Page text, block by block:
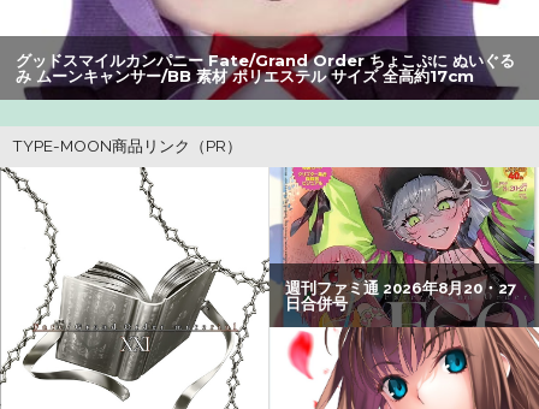
いいべｗｗｗｗ ：26/08/04のニュース
【画像】咲-saki-作者、ようやく『奇乳』に気付くｗｗｗｗ
なる：26/08/03のニュース
【画像】井口裕香(36)、タンクトップがはち切れそうなくら
いデカイｗｗｗｗｗｗｗｗｗｗｗ
【悲報】Z世代の身長低下の理由、ついに判明かｗｗｗｗ：
26/08/02のニュース
【悲報】男が嫌いな男の特徴がこちらｗｗｗｗｗｗｗｗｗ
グッドスマイルカンパニー Fate/Grand Order ちょこぷに ぬいぐる
み ムーンキャンサー/BB 素材 ポリエステル サイズ 全高約17cm